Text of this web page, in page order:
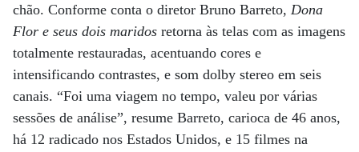
chão. Conforme conta o diretor Bruno Barreto, Dona
Flor e seus dois maridos retorna às telas com as imagens
totalmente restauradas, acentuando cores e
intensificando contrastes, e som dolby stereo em seis
canais. “Foi uma viagem no tempo, valeu por várias
sessões de análise”, resume Barreto, carioca de 46 anos,
há 12 radicado nos Estados Unidos, e 15 filmes na